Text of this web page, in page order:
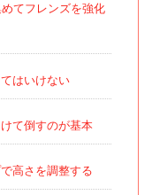
てフレンズを強化
はいけない
て倒すのが基本
高さを調整する